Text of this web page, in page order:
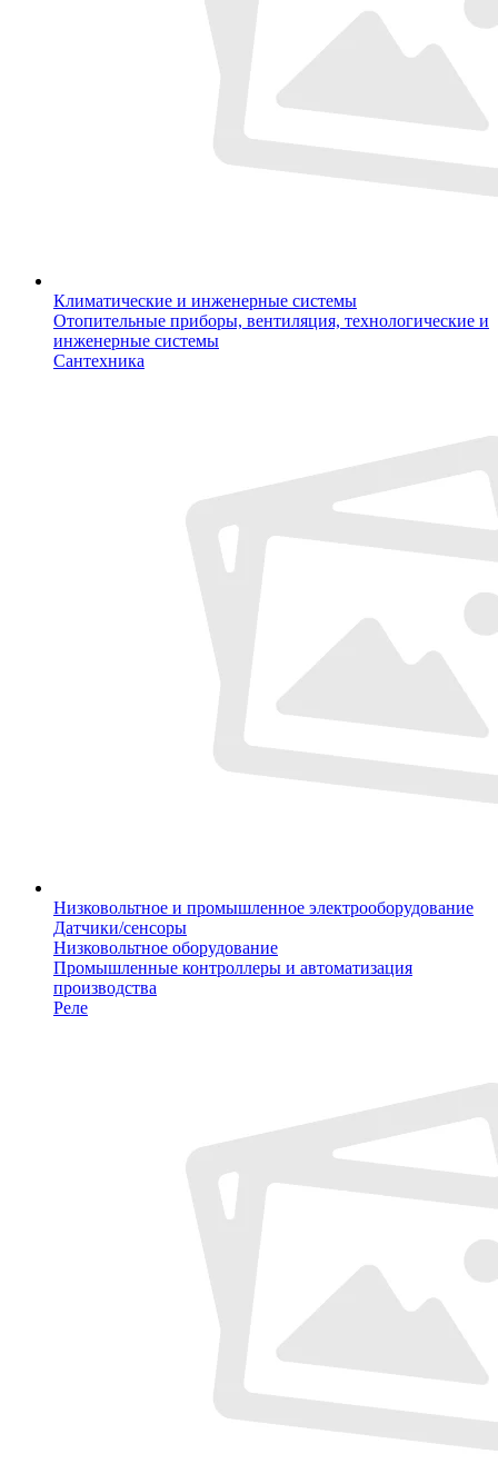
Климатические и инженерные системы
Отопительные приборы, вентиляция, технологические и
инженерные системы
Сантехника
Низковольтное и промышленное электрооборудование
Датчики/сенсоры
Низковольтное оборудование
Промышленные контроллеры и автоматизация
производства
Реле